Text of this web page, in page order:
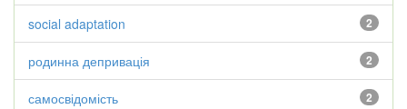
2
social adaptation
2
родинна депривація
2
самосвідомість